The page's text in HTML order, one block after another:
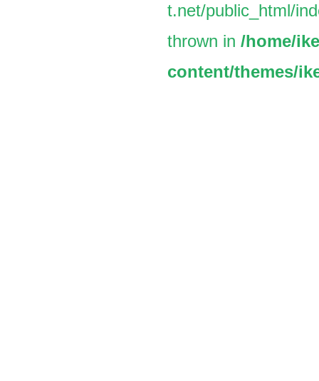
t.net/public_html/
thrown in /home/
content/themes/